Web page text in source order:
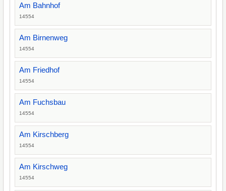
Am Bahnhof
14554
Am Birnenweg
14554
Am Friedhof
14554
Am Fuchsbau
14554
Am Kirschberg
14554
Am Kirschweg
14554